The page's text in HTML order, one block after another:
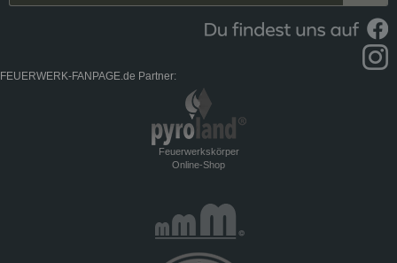
FEUERWERK-FANPAGE.de Partner:
Feuerwerkskörper
Online-Shop